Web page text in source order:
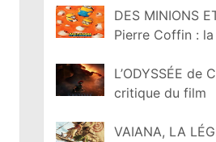
DES MINIONS
Pierre Coffin :
L’ODYSSÉE de
critique du film
VAIANA, LA